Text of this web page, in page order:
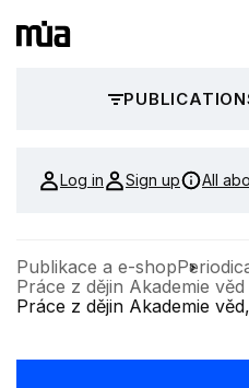
Log in Sign up All
Publikace a e-shop
Práce z dějin Akademie věd
Práce z dějin Akademie